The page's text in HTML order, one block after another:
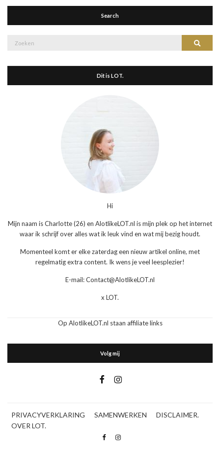
Search
Zoek
Dit is LOT.
Hi
Mijn naam is Charlotte (26) en AlotlikeLOT.nl is mijn plek op het internet
waar ik schrijf over alles wat ik leuk vind en wat mij bezig houdt.
Momenteel komt er elke zaterdag een nieuw artikel online, met
regelmatig extra content. Ik wens je veel leesplezier!
E-mail: Contact@AlotlikeLOT.nl
x LOT.
Op AlotlikeLOT.nl staan affiliate links
Volg mij
PRIVACYVERKLARING SAMENWERKEN
DISCLAIMER.
OVER LOT.